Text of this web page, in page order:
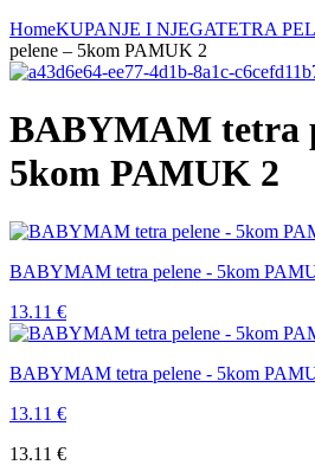
HomeKUPANJE I NJEGATETRA
pelene – 5kom PAMUK 2
BABYMAM tetra
5kom PAMUK 2
BABYMAM tetra pelene - 5kom
13.11 €
BABYMAM tetra pelene - 5kom
13.11 €
13.11 €